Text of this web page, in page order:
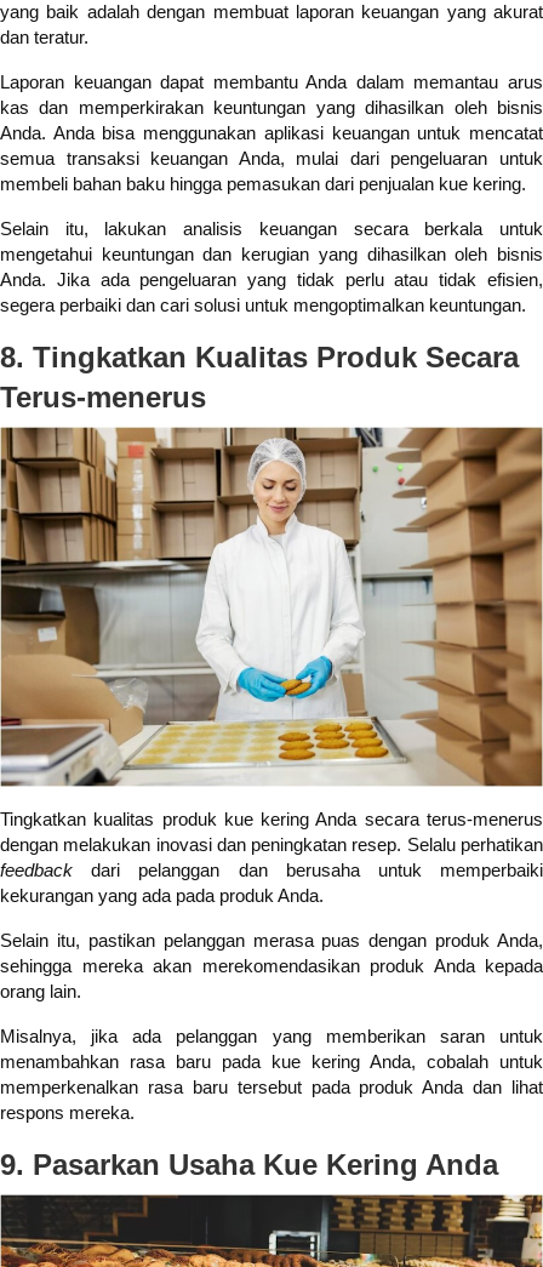
yang baik adalah dengan membuat laporan keuangan yang akurat
dan teratur.
Laporan keuangan dapat membantu Anda dalam memantau arus
kas dan memperkirakan keuntungan yang dihasilkan oleh bisnis
Anda. Anda bisa menggunakan aplikasi keuangan untuk mencatat
semua transaksi keuangan Anda, mulai dari pengeluaran untuk
membeli bahan baku hingga pemasukan dari penjualan kue kering.
Selain itu, lakukan analisis keuangan secara berkala untuk
mengetahui keuntungan dan kerugian yang dihasilkan oleh bisnis
Anda. Jika ada pengeluaran yang tidak perlu atau tidak efisien,
segera perbaiki dan cari solusi untuk mengoptimalkan keuntungan.
8. Tingkatkan Kualitas Produk Secara
Terus-menerus
Tingkatkan kualitas produk kue kering Anda secara terus-menerus
dengan melakukan inovasi dan peningkatan resep. Selalu perhatikan
feedbackdari pelanggan dan berusaha untuk memperbaiki
kekurangan yang ada pada produk Anda.
Selain itu, pastikan pelanggan merasa puas dengan produk Anda,
sehingga mereka akan merekomendasikan produk Anda kepada
orang lain.
Misalnya, jika ada pelanggan yang memberikan saran untuk
menambahkan rasa baru pada kue kering Anda, cobalah untuk
memperkenalkan rasa baru tersebut pada produk Anda dan lihat
respons mereka.
9. Pasarkan Usaha Kue Kering Anda